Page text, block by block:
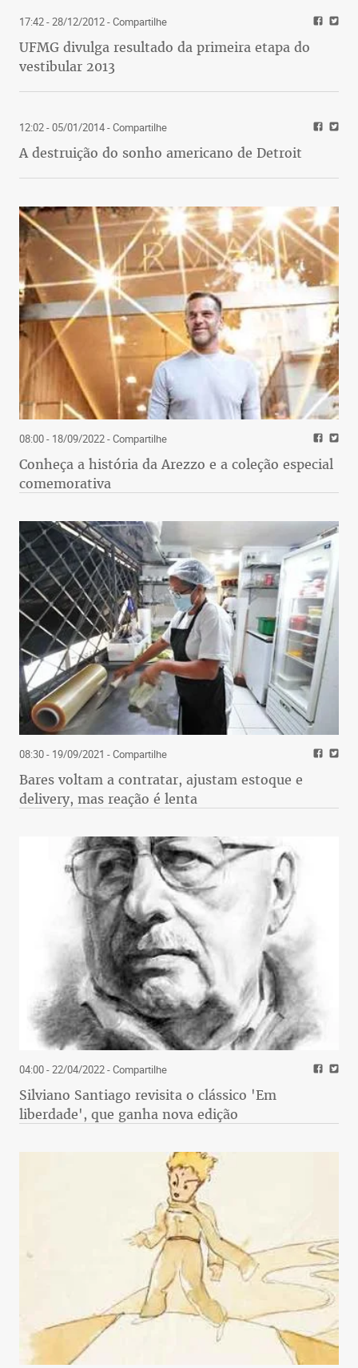
17:42 - 28/12/2012- Compartilhe
UFMG divulga resultado da primeira etapa do
vestibular 2013
12:02 - 05/01/2014- Compartilhe
A destruição do sonho americano de Detroit
08:00 - 18/09/2022- Compartilhe
Conheça a história da Arezzo e a coleção especial
comemorativa
08:30 - 19/09/2021 - Compartilhe
Bares voltam a contratar, ajustam estoque e
delivery, mas reação é lenta
04:00 - 22/04/2022- Compartilhe
Silviano Santiago revisita o clássico 'Em
liberdade', que ganha nova edição